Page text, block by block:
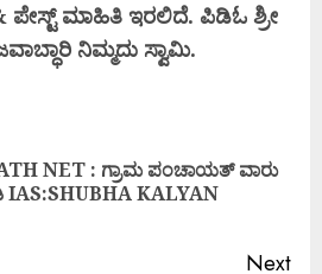
ಪೇಸ್ಟ್ ಮಾಹಿತಿ ಇರಲಿದೆ. ಪಿಡಿಓ ಶ್ರೀ
ನಿಮ್ಮದು ಸ್ವಾಮಿ.
NET : ಗ್ರಾಮ ಪಂಚಾಯತ್ ವಾರು
IAS:SHUBHA KALYAN
Next